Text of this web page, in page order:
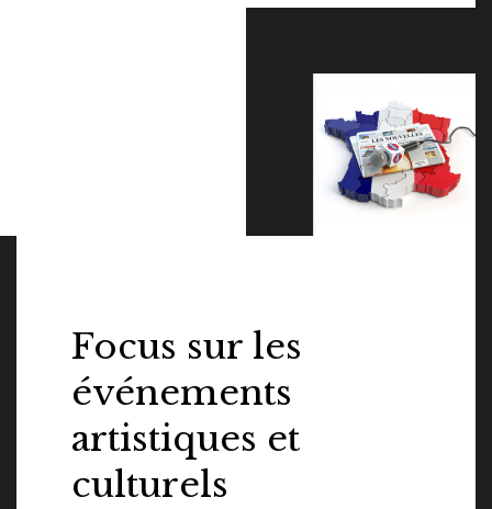
Focus sur les
événements
artistiques et
culturels